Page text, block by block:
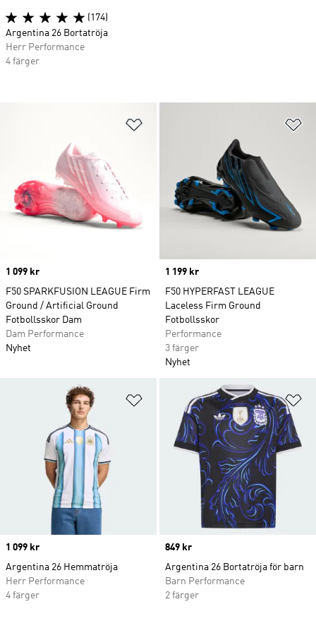
Price
1 099 kr
F50 SPARKFUSION LEAGUE Firm
Ground / Artificial Ground
Fotbollsskor Dam
Dam Performance
Nyhet
Price
1 199 kr
F50 HYPERFAST LEAGUE
Laceless Firm Ground
Fotbollsskor
Performance
3 färger
Nyhet
Lägg till på önskelistan
Price
1 099 kr
Argentina 26 Hemmatröja
Herr Performance
4 färger
Price
849 kr
Argentina 26 Bortatröja för barn
Barn Performance
2 färger
(174)
Argentina 26 Bortatröja
Herr Performance
4 färger